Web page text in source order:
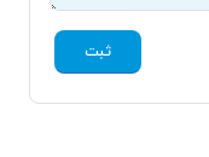
ثبت